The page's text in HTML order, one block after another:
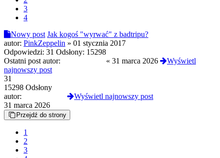
3
4
Nowy post Jak kogoś "wyrwać" z badtripu?
autor: PinkZeppelin » 01 stycznia 2017
Odpowiedzi: 31 Odsłony: 15298
Ostatni post autor:
« 31 marca 2026
Wyświetl
najnowszy post
31
15298 Odsłony
autor:
Wyświetl najnowszy post
31 marca 2026
Przejdź do strony
1
2
3